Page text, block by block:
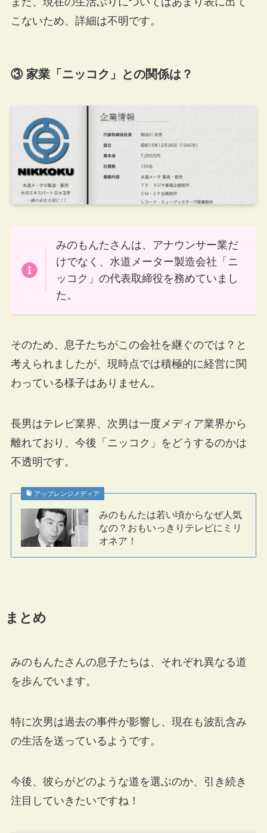
こないため、詳細は不明です。
③ 家業「ニッコク」との関係は？
みのもんたさんは、アナウンサー業だ
けでなく、水道メーター製造会社「ニ
ッコク」の代表取締役を務めていまし
た。
そのため、息子たちがこの会社を継ぐのでは？と
考えられましたが、現時点では積極的に経営に関
わっている様子はありません。
長男はテレビ業界、次男は一度メディア業界から
離れており、今後「ニッコク」をどうするのかは
不透明です。
アップレンジメディア
みのもんたは若い頃からなぜ人気
なの？おもいっきりテレビにミリ
オネア！
まとめ
みのもんたさんの息子たちは、それぞれ異なる道
を歩んでいます。
特に次男は過去の事件が影響し、現在も波乱含み
の生活を送っているようです。
今後、彼らがどのような道を選ぶのか、引き続き
注目していきたいですね！